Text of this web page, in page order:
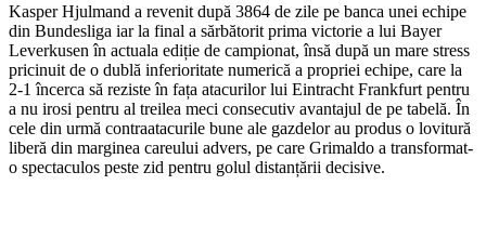
Kasper Hjulmand a revenit după 3864 de zile pe banca unei echipe
din Bundesliga iar la final a sărbătorit prima victorie a lui Bayer
Leverkusen în actuala ediție de campionat, însă după un mare stress
pricinuit de o dublă inferioritate numerică a propriei echipe, care la
2-1 încerca să reziste în fața atacurilor lui Eintracht Frankfurt pentru
a nu irosi pentru al treilea meci consecutiv avantajul de pe tabelă. În
cele din urmă contraatacurile bune ale gazdelor au produs o lovitură
liberă din marginea careului advers, pe care Grimaldo a transformat-
o spectaculos peste zid pentru golul distanțării decisive.